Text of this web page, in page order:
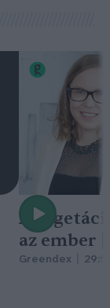
A
az ember
Greendex